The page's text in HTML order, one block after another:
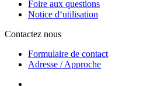
Foire aux questions
Notice d‘utilisation
Contactez nous
Formulaire de contact
Adresse / Approche